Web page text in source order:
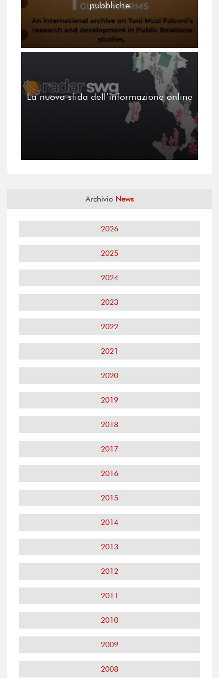
pubbliche
La nuova sfida dell’informazione online
Archivio News
2026
2025
2024
2023
2022
2021
2020
2019
2018
2017
2016
2015
2014
2013
2012
2011
2010
2009
2008